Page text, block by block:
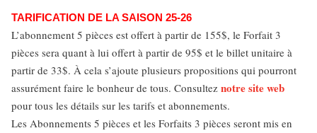
TARIFICATION DE LA SAISON 25-26
L’abonnement 5 pièces est offert à partir de 155$, le Forfait 3
pièces sera quant à lui offert à partir de 95$ et le billet unitaire à
partir de 33$. À cela s’ajoute plusieurs propositions qui pourront
assurément faire le bonheur de tous. Consultez notre site web
pour tous les détails sur les tarifs et abonnements.
Les Abonnements 5 pièces et les Forfaits 3 pièces seront mis en